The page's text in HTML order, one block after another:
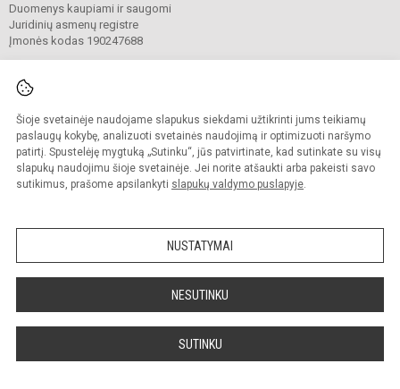
Šioje svetainėje naudojame slapukus siekdami užtikrinti jums teikiamų
paslaugų kokybę, analizuoti svetainės naudojimą ir optimizuoti naršymo
patirtį. Spustelėję mygtuką „Sutinku“, jūs patvirtinate, kad sutinkate su visų
slapukų naudojimu šioje svetainėje. Jei norite atšaukti arba pakeisti savo
sutikimus, prašome apsilankyti slapukų valdymo puslapyje.
NUSTATYMAI
NESUTINKU
SUTINKU
Duomenys kaupiami ir saugomi
Juridinių asmenų registre
Įmonės kodas 190247688
© 2020. Alytaus r. meno ir sporto mokykla. Visos teisės saugomos.
Kopijuoti turinį be raštiško mokyklos sutikimo griežtai draudžiama.
Prieinamumo paraiška Slapukų valdymas
Sumanus būdas atnaujinti